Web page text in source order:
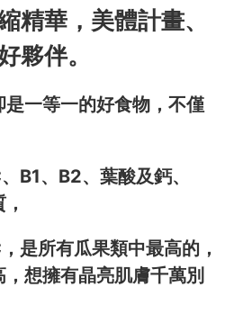
精華，美體計畫、
夥伴。
是一等一的好食物，不僅
B1、B2、葉酸及鈣、
是所有瓜果類中最高的，
想擁有晶亮肌膚千萬別